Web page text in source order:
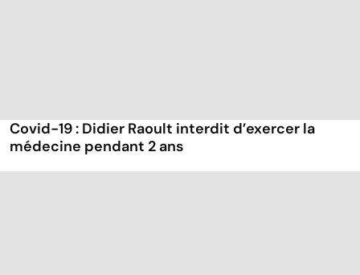
Covid-19 : Didier Raoult interdit d’exercer la
médecine pendant 2 ans